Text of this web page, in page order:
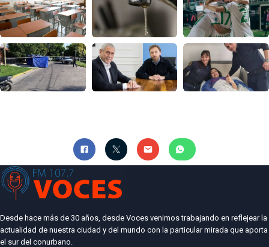
Desde hace más de 30 años, desde Voces venimos trabajando en reflejear la
actualidad de nuestra ciudad y del mundo con la particular mirada que aporta
el sur del conurbano.